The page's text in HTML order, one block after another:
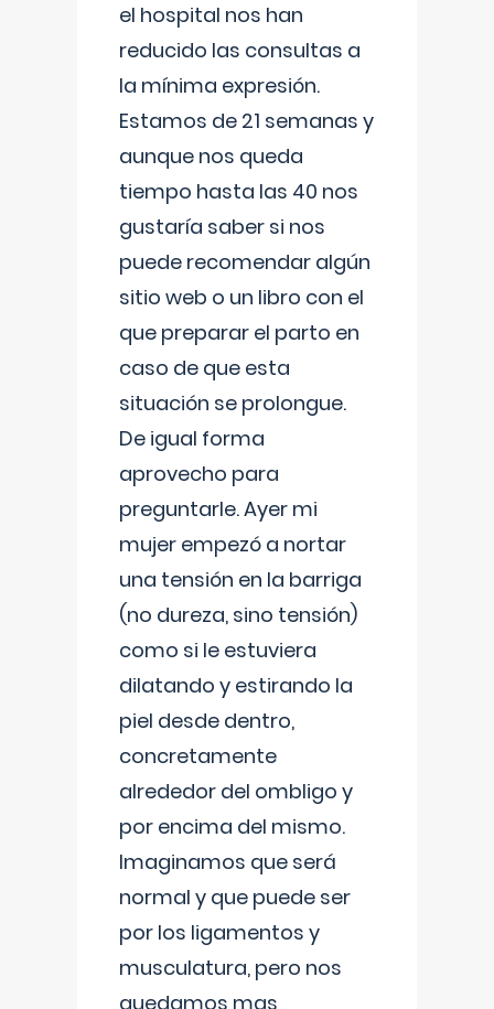
el hospital nos han
reducido las consultas a
la mínima expresión.
Estamos de 21 semanas y
aunque nos queda
tiempo hasta las 40 nos
gustaría saber si nos
puede recomendar algún
sitio web o un libro con el
que preparar el parto en
caso de que esta
situación se prolongue.
De igual forma
aprovecho para
preguntarle. Ayer mi
mujer empezó a nortar
una tensión en la barriga
(no dureza, sino tensión)
como si le estuviera
dilatando y estirando la
piel desde dentro,
concretamente
alrededor del ombligo y
por encima del mismo.
Imaginamos que será
normal y que puede ser
por los ligamentos y
musculatura, pero nos
quedamos mas